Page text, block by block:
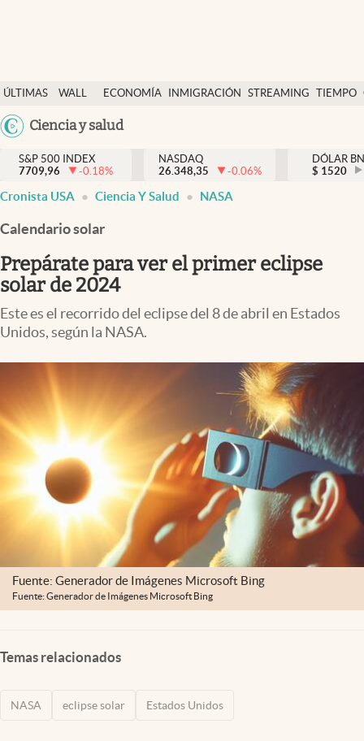
ÚLTIMAS
NOTICIAS
WALL
DÓLAR
ECONOMÍA INMIGRACIÓN STREAMING TIEMPO
México
Ciencia y salud
Finanzas y economía
Wall Street y dólar
Inmigración
Espiritual
Streaming
PC y mobile
USA
S&P 500 INDEX
7709,96
-0.18%
NASDAQ
26.348,35
-0.06%
DÓLAR
$ 1520
Cronista USA Ciencia Y Salud NASA
Calendario solar
Prepárate para ver el primer eclipse
solar de 2024
Este es el recorrido del eclipse del 8 de abril en Estados
Unidos, según la NASA.
Fuente: Generador de Imágenes Microsoft Bing
Fuente: Generador de Imágenes Microsoft Bing
Temas relacionados
NASA eclipse solar Estados Unidos